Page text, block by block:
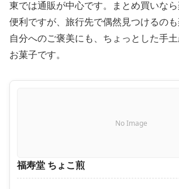
東では通販が中心です。まとめ買いな
便利ですが、旅行先で偶然見つけるのも
自分へのご褒美にも、ちょっとした手
お菓子です。
No Image
福寿堂 ちょこ煎